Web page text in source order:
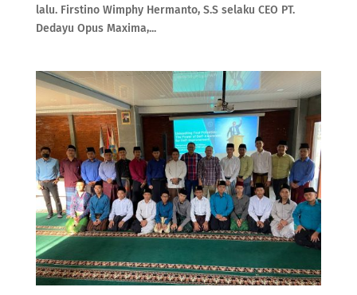
lalu. Firstino Wimphy Hermanto, S.S selaku CEO PT.
Dedayu Opus Maxima,...